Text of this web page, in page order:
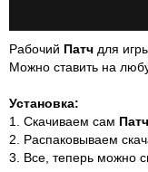
Рабочий Патч для
Можно ставить на
Установка:
1. Скачиваем сам Патч
2. Распаковываем
3. Все, теперь можно